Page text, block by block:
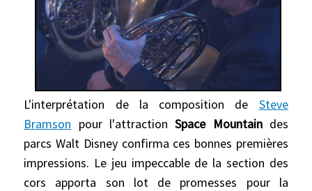
L'interprétation de la composition de Steve
Bramson pour l'attractionSpace Mountain des
parcs Walt Disney confirma ces bonnes premières
impressions. Le jeu impeccable de la section des
cors apporta son lot de promesses pour la